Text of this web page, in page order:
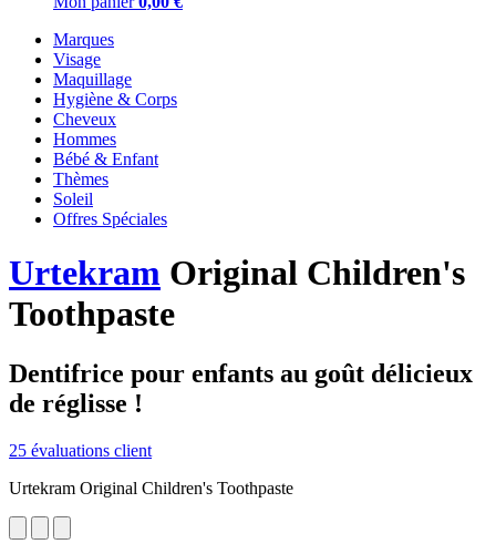
Marques
Visage
Maquillage
Hygiène & Corps
Cheveux
Hommes
Bébé & Enfant
Thèmes
Soleil
Offres Spéciales
Urtekram Original Children's
Toothpaste
Dentifrice pour enfants au goût délicieux
de réglisse !
25 évaluations client
Urtekram Original Children's Toothpaste